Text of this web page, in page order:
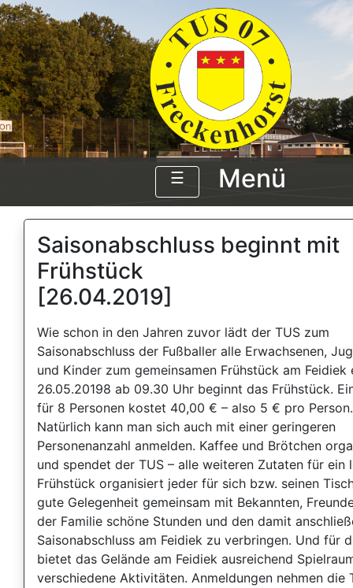
☰ Menü
Saisonabschluss beginnt mit
Frühstück
[26.04.2019]
Wie schon in den Jahren zuvor lädt der TUS zum
Saisonabschluss der Fußballer alle Erwachsenen,
und Kinder zum gemeinsamen Frühstück am Feidiek
26.05.20198 ab 09.30 Uhr beginnt das Frühstück.
für 8 Personen kostet 40,00 € – also 5 € pro Person.
Natürlich kann man sich auch mit einer geringeren
Personenanzahl anmelden. Kaffee und Brötchen
und spendet der TUS – alle weiteren Zutaten für ein
Frühstück organisiert jeder für sich bzw. seinen
gute Gelegenheit gemeinsam mit Bekannten,
der Familie schöne Stunden und den damit
Saisonabschluss am Feidiek zu verbringen. Und für
bietet das Gelände am Feidiek ausreichend
verschiedene Aktivitäten. Anmeldungen nehmen die